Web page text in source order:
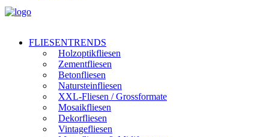
FLIESENTRENDS
Holzoptikfliesen
Zementfliesen
Betonfliesen
Natursteinfliesen
XXL-Fliesen / Grossformate
Mosaikfliesen
Dekorfliesen
Vintagefliesen